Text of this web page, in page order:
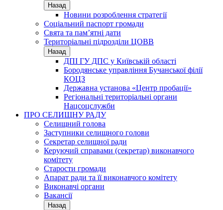
Назад
Новини розроблення стратегії
Соціальний паспорт громади
Свята та пам’ятні дати
Територіальні підрозділи ЦОВВ
Назад
ДПІ ГУ ДПС у Київській області
Бородянське управління Бучанської філії
КОЦЗ
Державна установа «Центр пробації»
Регіональні територіальні органи
Нацсоцслужби
ПРО СЕЛИЩНУ РАДУ
Селищний голова
Заступники селищного голови
Секретар селищної ради
Керуючий справами (секретар) виконавчого
комітету
Старости громади
Апарат ради та її виконавчого комітету
Виконавчі органи
Вакансії
Назад